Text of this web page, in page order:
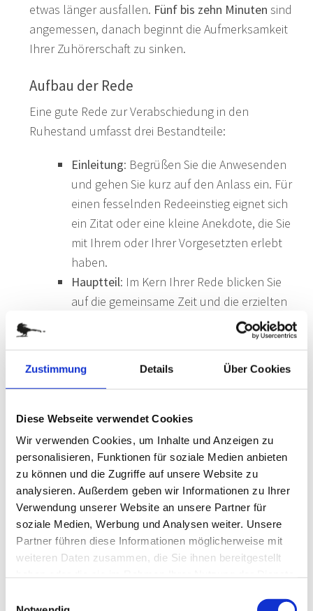
Zustimmung Details Über Cookies
Diese Webseite verwendet Cookies
Wir verwenden Cookies, um Inhalte und Anzeigen zu
personalisieren, Funktionen für soziale Medien anbieten
zu können und die Zugriffe auf unsere Website zu
analysieren. Außerdem geben wir Informationen zu Ihrer
Verwendung unserer Website an unsere Partner für
soziale Medien, Werbung und Analysen weiter. Unsere
Partner führen diese Informationen möglicherweise mit
weiteren Daten zusammen, die Sie ihnen bereitgestellt
etwas länger ausfallen. Fünf bis zehn Minuten sind
angemessen, danach beginnt die Aufmerksamkeit
Ihrer Zuhörerschaft zu sinken.
Aufbau der Rede
Eine gute Rede zur Verabschiedung in den
Ruhestand umfasst drei Bestandteile:
Einleitung: Begrüßen Sie die Anwesenden
und gehen Sie kurz auf den Anlass ein. Für
einen fesselnden Redeeinstieg eignet sich
ein Zitat oder eine kleine Anekdote, die Sie
mit Ihrem oder Ihrer Vorgesetzten erlebt
haben.
Hauptteil: Im Kern Ihrer Rede blicken Sie
auf die gemeinsame Zeit und die erzielten
Leistungen zurück. Kleine Anekdoten
geben der Rede Würze und sorgen für
Lockerheit – fragen Sie dazu auch Ihren
Kollegenkreis nach passenden
Schlussteil: Beenden Sie Ihre
Abschiedsrede mit einer Danksagung und
den besten Wünschen für den Ruhestand.
Inhalt Ihrer Ruhestandsrede
Wichtig ist in jedem Fall, dass die Abschiedsworte
zum Ruhestand positiv klingen. Auch wenn es
während der gemeinsamen Zeit Schwierigkeiten
gab, sollten Sie sichauf das Positive konzentrieren